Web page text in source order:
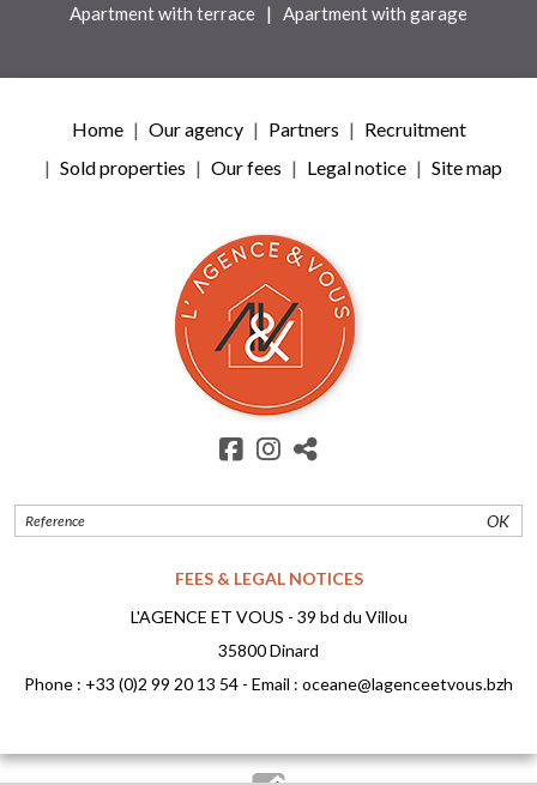
Apartment with terrace | Apartment with garage
Home Our agency Partners
Recruitment
Sold properties
Our fees Legal notice Site map
OK
FEES & LEGAL NOTICES
L'AGENCE ET VOUS - 39 bd du Villou
35800 Dinard
Phone : +33 (0)2 99 20 13 54 - Email : oceane@lagenceetvous.bzh